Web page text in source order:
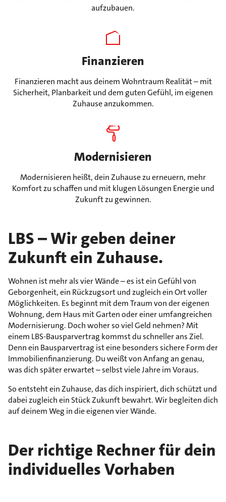
aufzubauen.
Finanzieren
Finanzieren macht aus deinem Wohntraum Realität – mit
Sicherheit, Planbarkeit und dem guten Gefühl, im eigenen
Zuhause anzukommen.
Modernisieren
Modernisieren heißt, dein Zuhause zu erneuern, mehr
Komfort zu schaffen und mit klugen Lösungen Energie und
Zukunft zu gewinnen.
LBS – Wir geben deiner
Zukunft ein Zuhause.
Wohnen ist mehr als vier Wände – es ist ein Gefühl von
Geborgenheit, ein Rückzugsort und zugleich ein Ort voller
Möglichkeiten. Es beginnt mit dem Traum von der eigenen
Wohnung, dem Haus mit Garten oder einer umfangreichen
Modernisierung. Doch woher so viel Geld nehmen? Mit
einem LBS-Bausparvertrag kommst du schneller ans Ziel.
Denn ein Bausparvertrag ist eine besonders sichere Form der
Immobilienfinanzierung. Du weißt von Anfang an genau,
was dich später erwartet – selbst viele Jahre im Voraus.
So entsteht ein Zuhause, das dich inspiriert, dich schützt und
dabei zugleich ein Stück Zukunft bewahrt. Wir begleiten dich
auf deinem Weg in die eigenen vier Wände.
Der richtige Rechner für dein
individuelles Vorhaben